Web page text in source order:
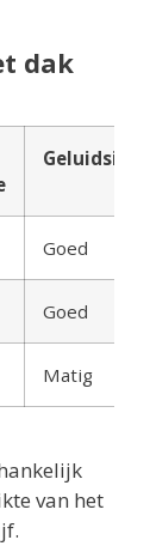
dak
Goed
Goed
Matig
van het